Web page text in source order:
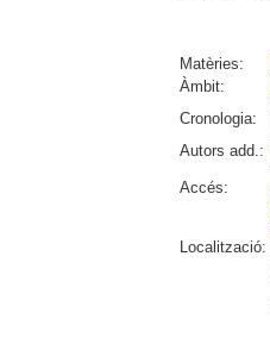
Matèries:
Àmbit:
Cronologia:
Autors add.:
Accés:
Localització: